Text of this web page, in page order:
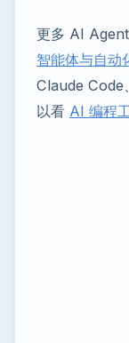
更多 AI
智能体与自动
Claude Code
以看 AI 编程